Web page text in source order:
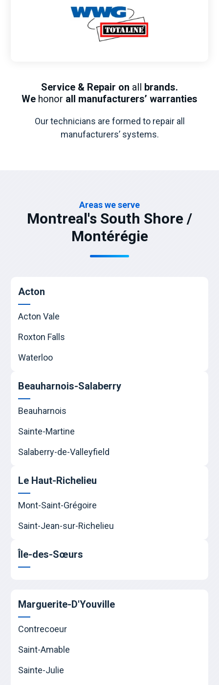
Service & Repair on all brands.
We honor all manufacturers’ warranties
Our technicians are formed to repair all
manufacturers’ systems.
Areas we serve
Montreal's South Shore /
Montérégie
Acton
Acton Vale
Roxton Falls
Waterloo
Beauharnois-Salaberry
Beauharnois
Sainte-Martine
Salaberry-de-Valleyfield
Le Haut-Richelieu
Mont-Saint-Grégoire
Saint-Jean-sur-Richelieu
Île-des-Sœurs
Marguerite-D'Youville
Contrecoeur
Saint-Amable
Sainte-Julie